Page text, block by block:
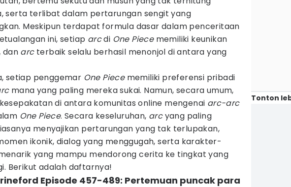
serta terlibat dalam pertarungan sengit yang
Meskipun terdapat formula dasar dalam penceritaan
ini, setiap arcdi One Piecememiliki keunikan
dan arcterbaik selalu berhasil menonjol di antara yang
setiap penggemar One Piecememiliki preferensi pribadi
mana yang paling mereka sukai. Namun, secara umum,
di antara komunitas online mengenai arc-arc
One Piece. Secara keseluruhan, arcyang paling
menyajikan pertarungan yang tak terlupakan,
ikonik, dialog yang menggugah, serta karakter-
yang mampu mendorong cerita ke tingkat yang
Berikut adalah daftarnya!
Episode 457-489: Pertemuan puncak para
Tonton